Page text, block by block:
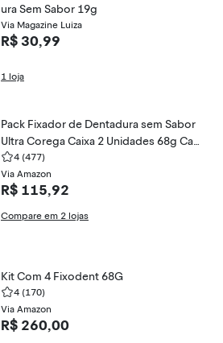
ura Sem Sabor 19g
Via Magazine Luiza
R$ 30,99
1 loja
Pack Fixador de Dentadura sem Sabor
Ultra Corega Caixa 2 Unidades 68g Cad
a Grátis 60% de Desconto na Segunda
Unidade
4 (477)
Via Amazon
R$ 115,92
Compare em 2 lojas
Kit Com 4 Fixodent 68G
4 (170)
Via Amazon
R$ 260,00